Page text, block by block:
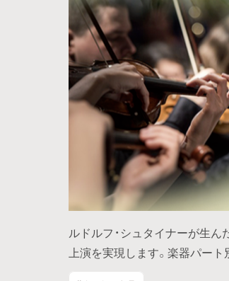
ルドルフ・シュタイナーが生
上演を実現します。楽器パート